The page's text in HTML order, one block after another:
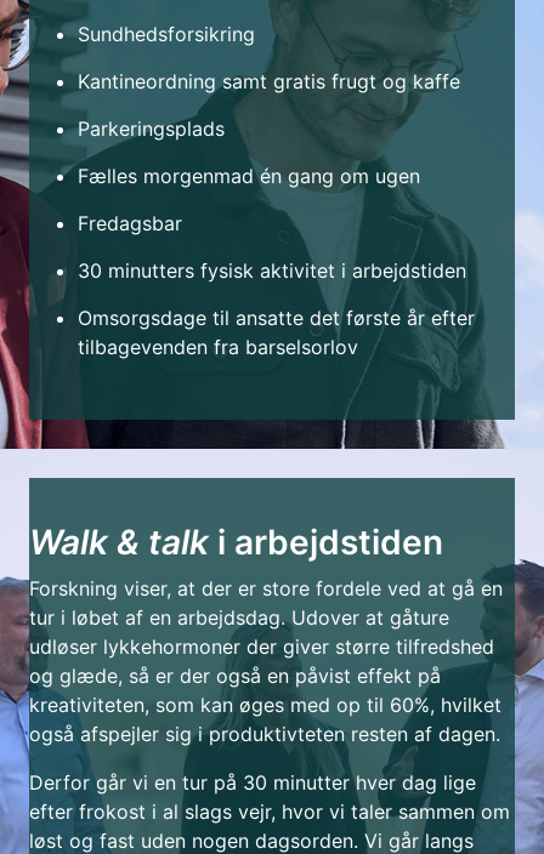
Sundhedsforsikring
Kantineordning samt gratis frugt og kaffe
Parkeringsplads
Fælles morgenmad én gang om ugen
Fredagsbar
30 minutters fysisk aktivitet i arbejdstiden
Omsorgsdage til ansatte det første år efter
tilbagevenden fra barselsorlov
Walk & talki arbejdstiden
Forskning viser, at der er store fordele ved at gå en
tur i løbet af en arbejdsdag. Udover at gåture
udløser lykkehormoner der giver større tilfredshed
og glæde, så er der også en påvist effekt på
kreativiteten, som kan øges med op til 60%, hvilket
også afspejler sig i produktivteten resten af dagen.
Derfor går vi en tur på 30 minutter hver dag lige
efter frokost i al slags vejr, hvor vi taler sammen om
løst og fast uden nogen dagsorden. Vi går langs